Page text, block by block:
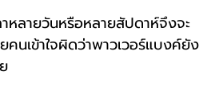
หลายวันหรือหลายสัปดาห์จึงจะ
คนเข้าใจผิดว่าพาวเวอร์แบงค์ยัง